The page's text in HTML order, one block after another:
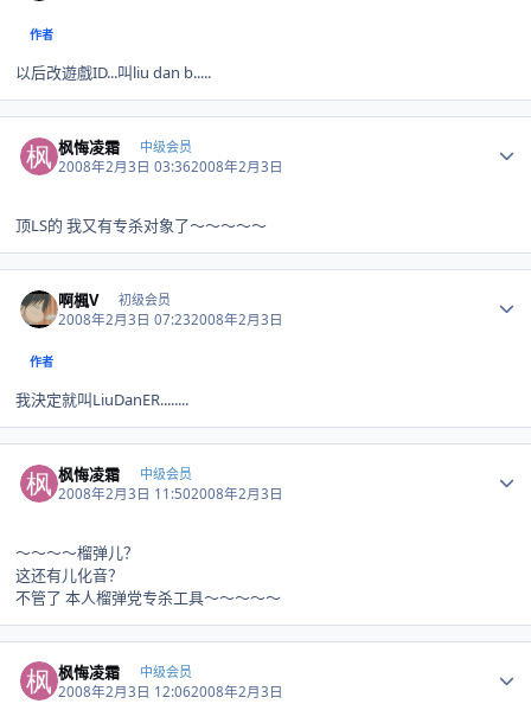
作者
以后改遊戲ID...叫liu dan b.....
枫悔凌霜 中级会员
2008年2月3日 03:362008年2月3日
顶LS的 我又有专杀对象了～～～～～
啊楓V 初级会员
2008年2月3日 07:232008年2月3日
作者
我決定就叫LiuDanER........
枫悔凌霜 中级会员
2008年2月3日 11:502008年2月3日
～～～～榴弹儿？
这还有儿化音？
不管了 本人榴弹党专杀工具～～～～～
枫悔凌霜 中级会员
2008年2月3日 12:062008年2月3日